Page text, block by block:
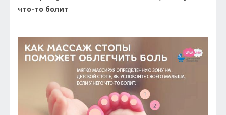
что-то болит